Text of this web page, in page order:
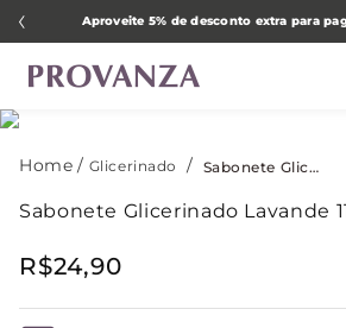
Aproveite 5% de desconto extra para
Glicerinado Sabonete Glicerinado Lavande 110G Provanza
Sabonete Glicerinado Lavande
R$24,90